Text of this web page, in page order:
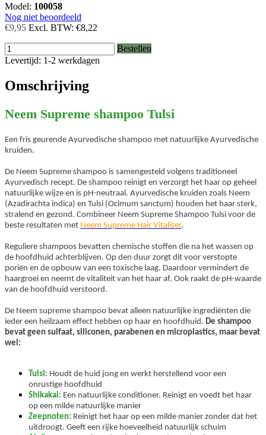
Model: 100058
Nog niet beoordeeld
€9,95 Excl. BTW: €8,22
Bestellen
Levertijd: 1-2 werkdagen
Omschrijving
Neem Supreme shampoo Tulsi
Een fris geurende Ayurvedische shampoo met natuurlijke Ayurvedische
kruiden.
De Neem Supreme shampoo is samengesteld volgens traditioneel
Ayurvedisch recept. De shampoo reinigt en verzorgt het haar op geheel
natuurlijke wijze en is pH-neutraal. Ayurvedische kruiden zoals Neem
(Azadirachta indica) en Tulsi (Ocimum sanctum) houden het haar sterk,
stralend en gezond. Combineer Neem Supreme Shampoo Tulsi voor de
beste resultaten met Neem Supreme Hair Vitaliser.
Reguliere shampoos bevatten chemische stoffen die na het wassen op
de hoofdhuid achterblijven. Op den duur zorgt dit voor verstopte
poriën en de opbouw van een toxische laag. Daardoor vermindert de
haargroei en neemt de vitaliteit van het haar af. Ook raakt de pH-waarde
van de hoofdhuid verstoord.
De Neem supreme shampoo bevat alleen natuurlijke ingrediënten die
ieder een heilzaam effect hebben op haar en hoofdhuid. De shampoo
bevat geen sulfaat, siliconen, parabenen en microplastics, maar bevat
wel:
Tulsi: Houdt de huid jong en werkt herstellend voor een
onrustige hoofdhuid
Shikakai: Een natuurlijke conditioner. Reinigt en voedt het haar
op een milde natuurlijke manier
Zeepnoten: Reinigt het haar op een milde manier zonder dat het
uitdroogt. Geeft een rijke hoeveelheid natuurlijk schuim